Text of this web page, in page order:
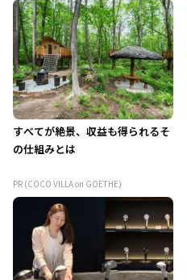
すべてが絶景、収益も得られるそ
の仕組みとは
PR (COCO VILLA on GOETHE)